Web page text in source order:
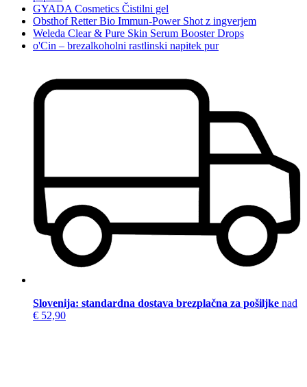
GYADA Cosmetics Čistilni gel
Obsthof Retter Bio Immun-Power Shot z ingverjem
Weleda Clear & Pure Skin Serum Booster Drops
o'Cin – brezalkoholni rastlinski napitek pur
Slovenija: standardna dostava brezplačna za pošiljke nad
€ 52,90